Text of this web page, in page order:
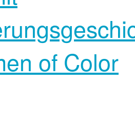
of Color